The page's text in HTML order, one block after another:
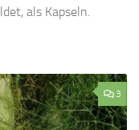
als Kapseln.
3